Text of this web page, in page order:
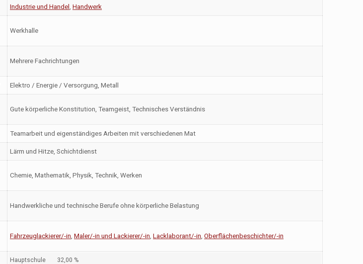
Industrie und Handel Handwerk
Werkhalle
Mehrere Fachrichtungen
Elektro / Energie / Versorgung, Metall
Gute körperliche Konstitution, Teamgeist, Technisches Verständnis
Teamarbeit und eigenständiges Arbeiten mit verschiedenen Mat
Lärm und Hitze, Schichtdienst
Chemie, Mathematik, Physik, Technik, Werken
Handwerkliche und technische Berufe ohne körperliche Belastung
Fahrzeuglackierer/-in Maler/-in und Lackierer/-in Lacklaborant/-in Oberflächenbeschichter/-in
Hauptschule 32,00 %